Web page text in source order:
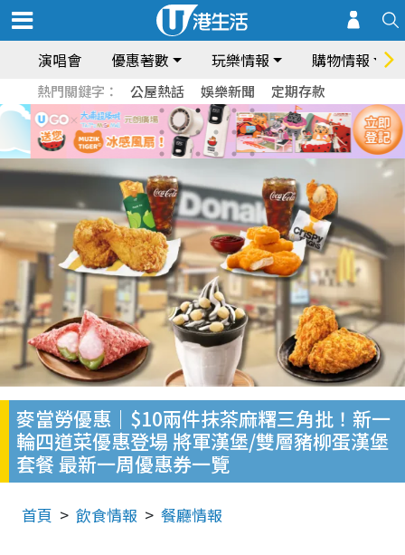
演唱會 優惠著數 玩樂情報 購物情報
熱門關鍵字： 公屋熱話 娛樂新聞 定期存款
麥當勞優惠｜$10兩件抹茶麻糬三角批！新一
輪四道菜優惠登場 將軍漢堡/雙層豬柳蛋漢堡
套餐 最新一周優惠券一覽
首頁 飲食情報 餐廳情報